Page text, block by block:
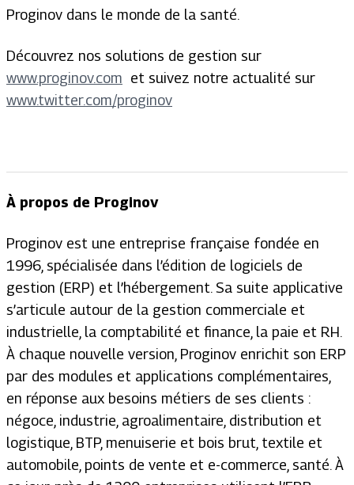
Proginov dans le monde de la santé.
Découvrez nos solutions de gestion sur
www.proginov.com et suivez notre actualité sur
www.twitter.com/proginov
À propos de Proginov
Proginov est une entreprise française fondée en
1996, spécialisée dans l’édition de logiciels de
gestion (ERP) et l’hébergement. Sa suite applicative
s’articule autour de la gestion commerciale et
industrielle, la comptabilité et finance, la paie et RH.
À chaque nouvelle version, Proginov enrichit son ERP
par des modules et applications complémentaires,
en réponse aux besoins métiers de ses clients :
négoce, industrie, agroalimentaire, distribution et
logistique, BTP, menuiserie et bois brut, textile et
automobile, points de vente et e-commerce, santé. À